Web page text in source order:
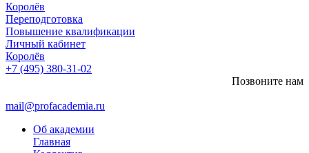
Королёв
Переподготовка
Повышение квалификации
Личный кабинет
Королёв
+7 (495) 380-31-02
Позвоните нам
mail@profacademia.ru
Об академии
Главная